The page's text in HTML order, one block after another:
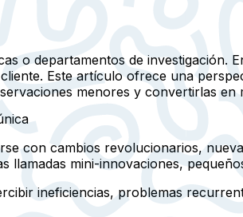
o departamentos de investigación.
Este artículo ofrece una
menores y convertirlas en
con cambios revolucionarios,
llamadas mini-innovaciones,
ineficiencias, problemas